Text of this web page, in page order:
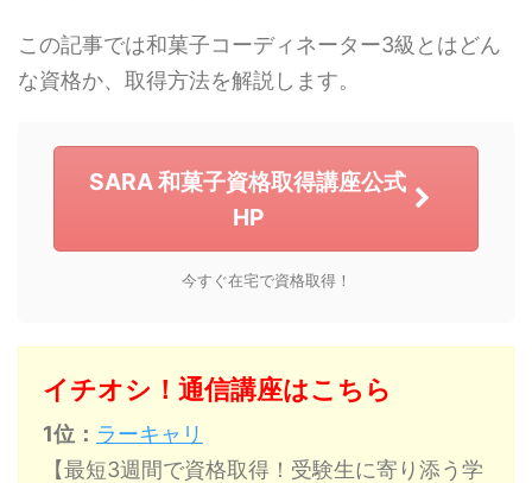
この記事では和菓子コーディネーター3級とはどん
な資格か、取得方法を解説します。
SARA 和菓子資格取得講座公式
HP
今すぐ在宅で資格取得！
イチオシ！通信講座はこちら
1位： ラーキャリ
【最短3週間で資格取得！受験生に寄り添う学